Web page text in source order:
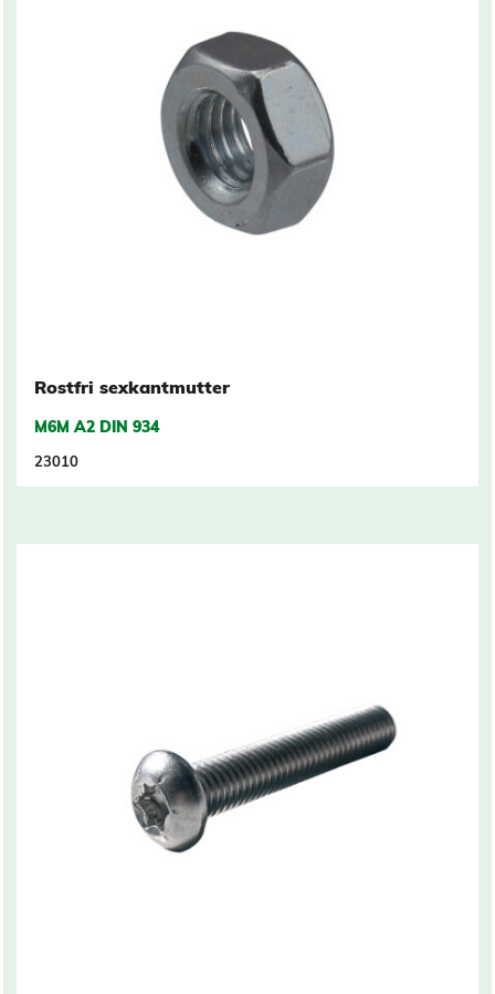
Rostfri sexkantmutter
M6M A2 DIN 934
23010